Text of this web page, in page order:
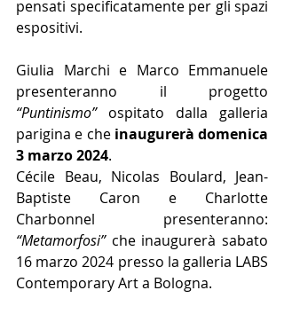
pensati specificatamente per gli spazi
espositivi.
Giulia Marchi e Marco Emmanuele
“Puntinismo” ospitato dalla galleria
parigina e che inaugurerà domenica
3 marzo 2024.
Cécile Beau, Nicolas Boulard, Jean-
Baptiste Caron e Charlotte
“Metamorfosi” che inaugurerà sabato
16 marzo 2024 presso la galleria LABS
Contemporary Art a Bologna.